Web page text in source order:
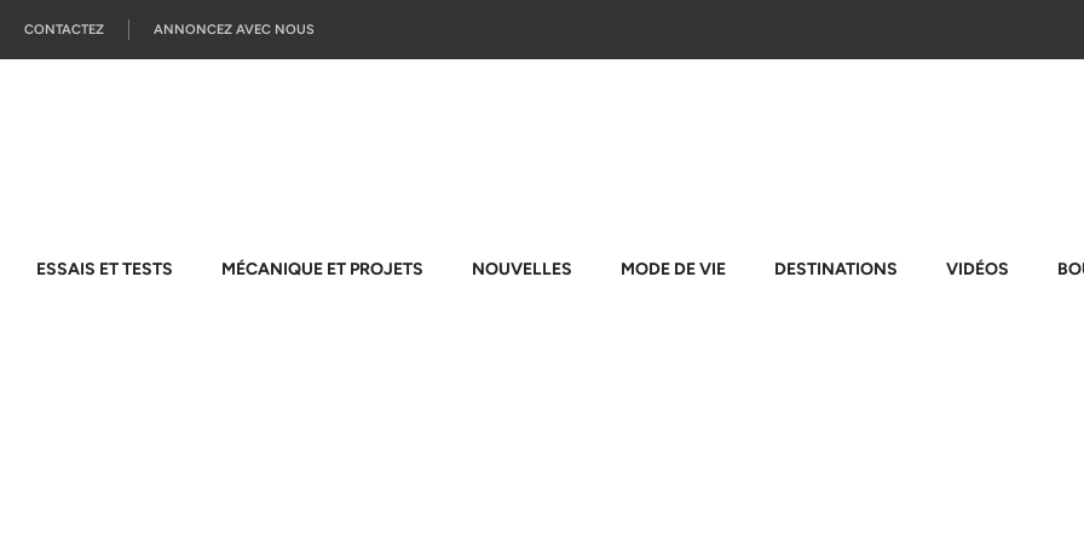
CONTACTEZ ANNONCEZ AVEC NOUS
ESSAIS ET TESTS MÉCANIQUE ET PROJETS NOUVELLES MODE DE VIE DESTINATIONS VIDÉOS